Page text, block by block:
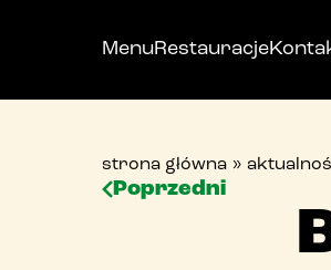
MenuRestauracje
strona główna »
Poprzedni